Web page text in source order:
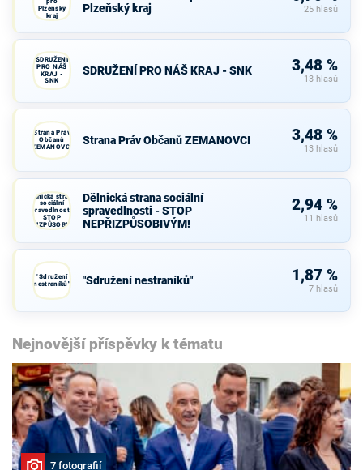
Plzeňský
kraj
Plzeňský kraj
25 hlasů
SDRUŽENÍ
PRO NÁŠ
KRAJ -
SNK
SDRUŽENÍ PRO NÁŠ KRAJ - SNK 3,48 %
13 hlasů
Strana Práv
Občanů
ZEMANOVCI
Strana Práv Občanů ZEMANOVCI 3,48 %
13 hlasů
Dělnická strana
sociální
spravedlnosti -
STOP
NEPŘIZPŮSOBIVÝM!
Dělnická strana sociální
spravedlnosti - STOP
NEPŘIZPŮSOBIVÝM!
2,94 %
11 hlasů
"Sdružení
nestraníků"
"Sdružení nestraníků" 1,87 %
7 hlasů
Nejnovější příspěvky k tématu
7 fotografií